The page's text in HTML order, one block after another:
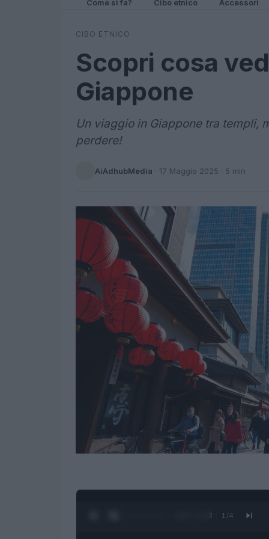
Come si fa? Cibo etnico Accessori
CIBO ETNICO
Scopri cosa
Giappone
Un viaggio in Giappone tra templi,
perdere!
AiAdhubMedia · 17 Maggio 2025 · 5 min
0:28 / 1:23 1 /4